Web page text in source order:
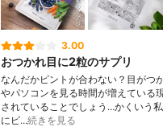
3.00
おつかれ目に2粒のサプリ
なんだかピントが合わない？目がつ
やパソコンを見る時間が増えている
されていることでしょう…かくいう
にピ…続きを見る